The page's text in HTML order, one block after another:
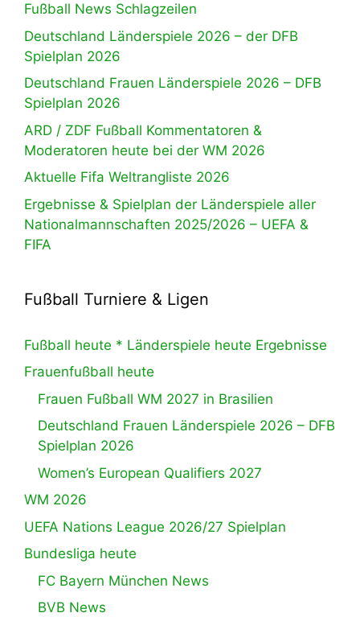
Fußball News Schlagzeilen
Deutschland Länderspiele 2026 – der DFB
Spielplan 2026
Deutschland Frauen Länderspiele 2026 – DFB
Spielplan 2026
ARD / ZDF Fußball Kommentatoren &
Moderatoren heute bei der WM 2026
Aktuelle Fifa Weltrangliste 2026
Ergebnisse & Spielplan der Länderspiele aller
Nationalmannschaften 2025/2026 – UEFA &
FIFA
Fußball Turniere & Ligen
Fußball heute * Länderspiele heute Ergebnisse
Frauenfußball heute
Frauen Fußball WM 2027 in Brasilien
Deutschland Frauen Länderspiele 2026 – DFB
Spielplan 2026
Women’s European Qualifiers 2027
WM 2026
UEFA Nations League 2026/27 Spielplan
Bundesliga heute
FC Bayern München News
BVB News